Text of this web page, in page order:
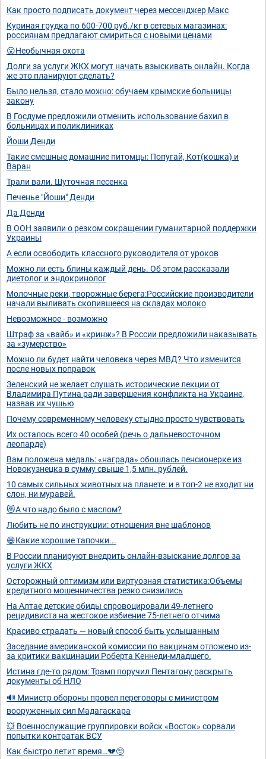
Как просто подписать документ через мессенджер Макс
Куриная грудка по 600-700 руб./кг в сетевых магазинах:
россиянам предлагают смириться с новыми ценами
😮Необычная охота
Долги за услуги ЖКХ могут начать взыскивать онлайн. Когда
же это планируют сделать?
Было нельзя, стало можно: обучаем крымские больницы
закону
В Госдуме предложили отменить использование бахил в
больницах и поликлиниках
Йоши Денди
Такие смешные домашние питомцы: Попугай, Кот(кошка) и
Варан
Трали вали. Шуточная песенка
Печенье "Йоши" Денди
Да Денди
В ООН заявили о резком сокращении гуманитарной поддержки
Украины
А если освободить классного руководителя от уроков
Можно ли есть блины каждый день. Об этом рассказали
диетолог и эндокринолог
Молочные реки, творожные берега:Российские производители
начали выливать скопившееся на складах молоко
Невозможное - возможно
Штраф за «вайб» и «кринж»? В России предложили наказывать
за «зумерство»
Можно ли будет найти человека через МВД? Что изменится
после новых поправок
Зеленский не желает слушать исторические лекции от
Владимира Путина ради завершения конфликта на Украине,
назвав их чушью
Почему современному человеку стыдно просто чувствовать
Их осталось всего 40 особей (речь о дальневосточном
леопарде)
Вам положена медаль: «награда» обошлась пенсионерке из
Новокузнецка в сумму свыше 1,5 млн. рублей.
10 самых сильных животных на планете: и в топ-2 не входит ни
слон, ни муравей.
😻А что надо было с маслом?
Любить не по инструкции: отношения вне шаблонов
😄Какие хорошие тапочки...
В России планируют внедрить онлайн-взыскание долгов за
услуги ЖКХ
Осторожный оптимизм или виртуозная статистика:Объемы
кредитного мошенничества резко снизились
На Алтае детские обиды спровоцировали 49-летнего
рецидивиста на жестокое избиение 75-летнего отчима
Красиво страдать — новый способ быть услышанным
Заседание американской комиссии по вакцинам отложено из-
за критики вакцинации Роберта Кеннеди-младшего.
Истина где-то рядом: Трамп поручил Пентагону раскрыть
документы об НЛО
🔊 Министр обороны провел переговоры с министром
вооруженных сил Мадагаскара
💥 Военнослужащие группировки войск «Восток» сорвали
попытки контратак ВСУ
Как быстро летит время…💔🥺